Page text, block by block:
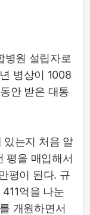
병원 설립자로
병상이 1008
안 받은 대통
있는지 처음 알
평을 매입해서
평이 된다. 규
억을 나눈
개원하면서